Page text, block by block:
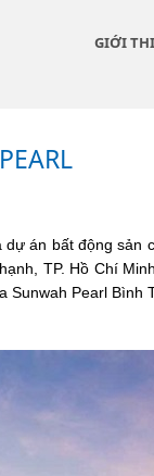
GIỚI
dự án bất động sản
TP. Hồ Chí
Sunwah Pearl Bình